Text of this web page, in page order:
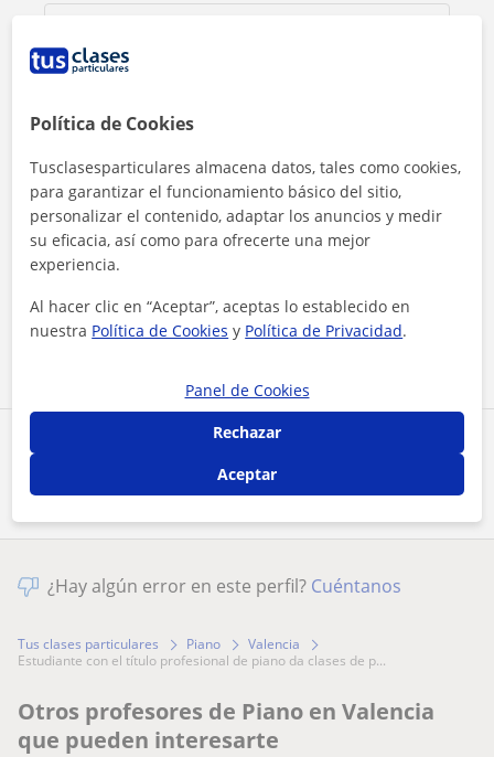
Comparte a este profesor
Al hacer clic, aceptas nuestro
Contactar ahora
¿Hay algún error en este perfil? Cuéntanos
Tus clases particulares Piano
Valencia
estudiante con el título profesional de piano da clases de p...
Otros profesores de Piano en Valencia
que pueden interesarte
Política de Cookies
Tusclasesparticulares almacena datos, tales como cookies,
para garantizar el funcionamiento básico del sitio,
personalizar el contenido, adaptar los anuncios y medir
su eficacia, así como para ofrecerte una mejor
experiencia.
Al hacer clic en “Aceptar”, aceptas lo establecido en
nuestra Política de Cookies y Política de Privacidad.
Panel de Cookies
Rechazar
Aceptar